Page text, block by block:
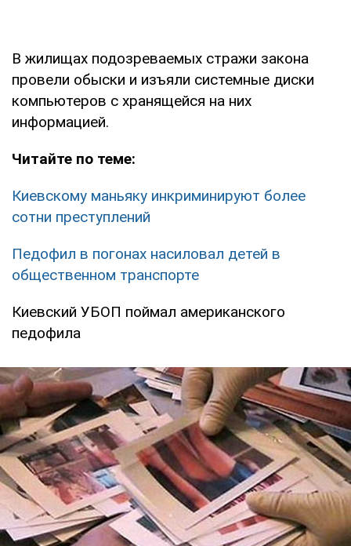
В жилищах подозреваемых стражи закона
провели обыски и изъяли системные диски
компьютеров с хранящейся на них
информацией.
Читайте по теме:
Киевскому маньяку инкриминируют более
сотни преступлений
Педофил в погонах насиловал детей в
общественном транспорте
Киевский УБОП поймал американского
педофила